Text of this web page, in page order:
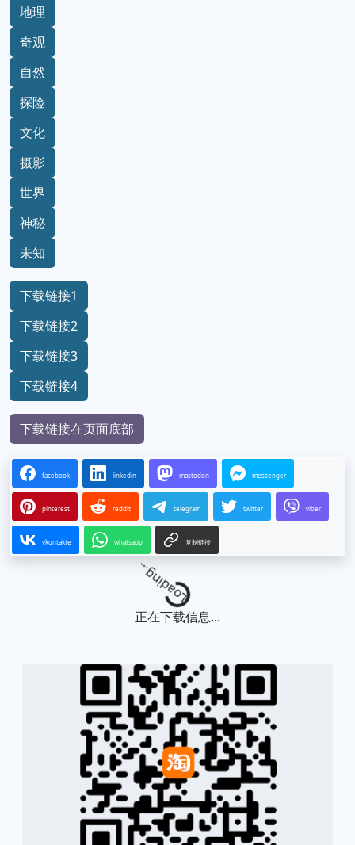
地理
奇观
自然
探险
文化
摄影
世界
神秘
未知
下载链接1
下载链接2
下载链接3
下载链接4
下载链接在页面底部
facebook linkedin mastodon messenger
pinterest reddit telegram twitter viber
vkontakte whatsapp 复制链接
Loading...
正在下载信息...